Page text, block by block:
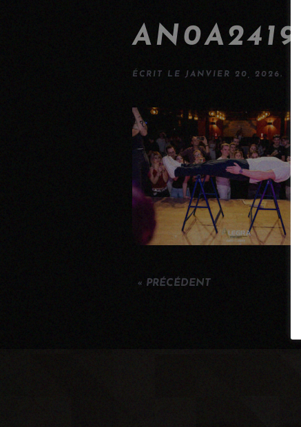
AN0A2419
ÉCRIT LE JANVIER 20, 2026.
« PRÉCÉDENT